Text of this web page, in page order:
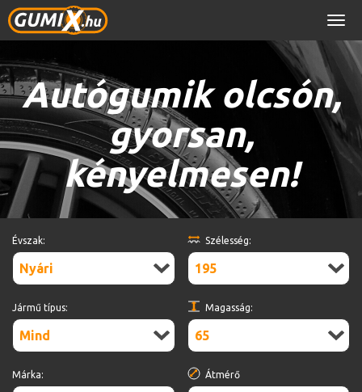
Autógumik olcsón,
gyorsan,
kényelmesen!
Évszak:
Nyári
Jármű típus:
Mind
Márka:
Szélesség:
195
Magasság:
65
Átmérő